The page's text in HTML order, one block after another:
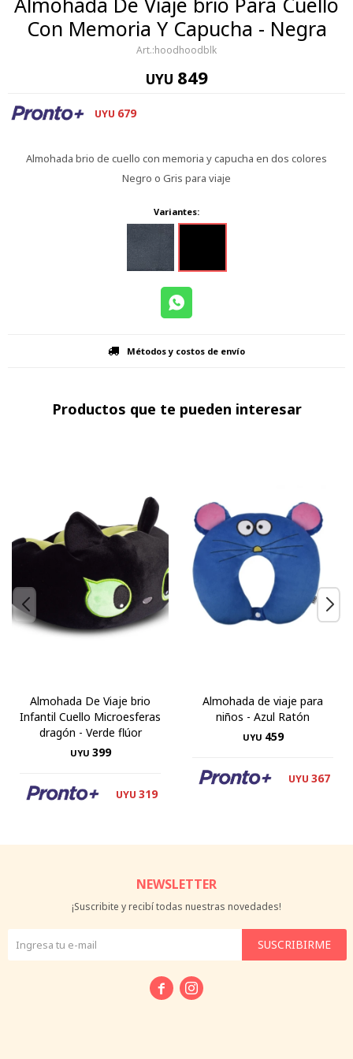
Con Memoria Y Capucha - Negra
hoodhoodblk
UYU 849
UYU 679
Almohada brio de cuello con memoria y capucha en dos colores
Negro o Gris para viaje
Variantes:
Métodos y costos de envío
Productos que te pueden interesar
Almohada De Viaje brio
Infantil Cuello Microesferas
dragón - Verde flúor
UYU 399
UYU 319
Almohada de viaje para
niños - Azul Ratón
UYU 459
UYU 367
NEWSLETTER
¡Suscribite y recibí todas nuestras novedades!
SUSCRIBIRME
 